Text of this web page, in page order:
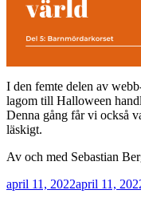
I den femte delen av
lagom till Halloween
Denna gång får vi också
läskigt.
Av och med Sebastian
Publicerat
april 11, 2022april 11,